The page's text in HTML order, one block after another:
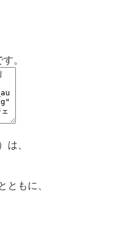
。
は、
ともに、